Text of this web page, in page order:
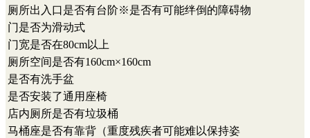
厕所出入口是否有台阶※是否有可能绊倒的障碍物
门是否为滑动式
门宽是否在80cm以上
厕所空间是否有160cm×160cm
是否有洗手盆
是否安装了通用座椅
店内厕所是否有垃圾桶
马桶座是否有靠背（重度残疾者可能难以保持姿